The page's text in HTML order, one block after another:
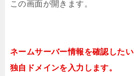
この画面が開きます。
ネームサーバー情報を確認したい
独自ドメインを入力します。